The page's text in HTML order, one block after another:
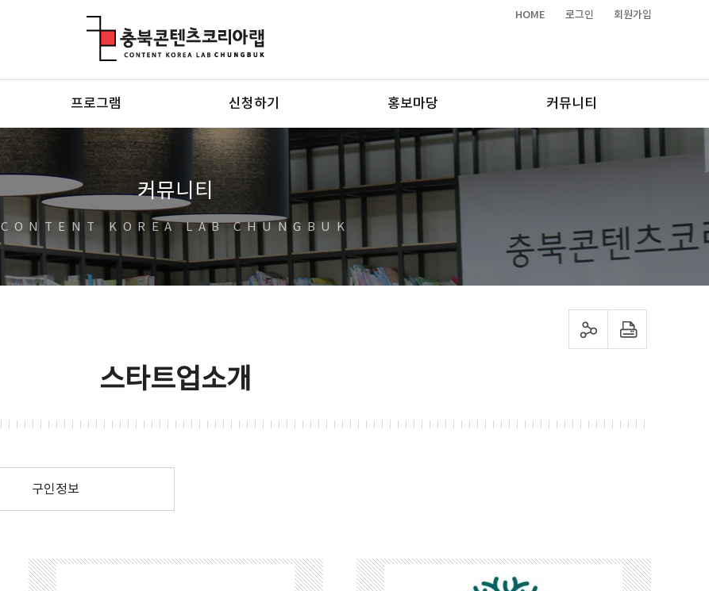
HOME 로그인 회원가입
프로그램 신청하기 홍보마당 커뮤니티
커뮤니티
CONTENT KOREA LAB CHUNGBUK
sns 공유하기 프린트하기
스타트업소개
구인정보